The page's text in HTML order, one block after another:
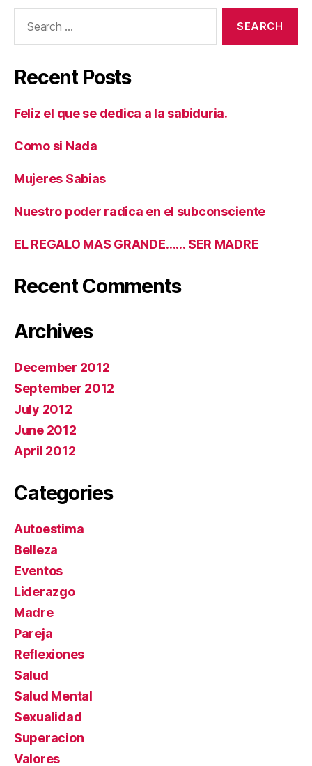
Recent Posts
Feliz el que se dedica a la sabiduria.
Como si Nada
Mujeres Sabias
Nuestro poder radica en el subconsciente
EL REGALO MAS GRANDE…… SER MADRE
Recent Comments
Archives
December 2012
September 2012
July 2012
June 2012
April 2012
Categories
Autoestima
Belleza
Eventos
Liderazgo
Madre
Pareja
Reflexiones
Salud
Salud Mental
Sexualidad
Superacion
Valores